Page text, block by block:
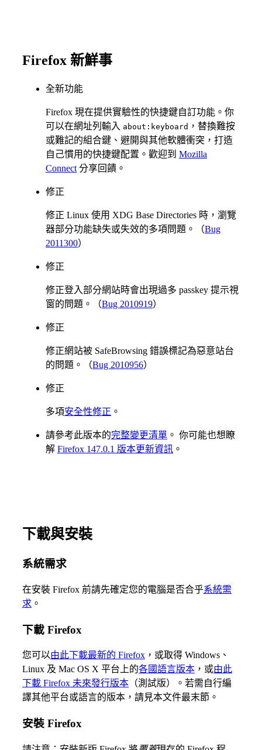
Firefox 新鮮事
全新功能
Firefox 現在提供實驗性的快捷鍵自訂功能。你
可以在網址列輸入 about:keyboard ，替換難按
或難記的組合鍵、避開與其他軟體衝突，打造
自己慣用的快捷鍵配置。歡迎到 Mozilla
Connect 分享回饋。
修正
修正 Linux 使用 XDG Base Directories 時，瀏覽
器部分功能缺失或失效的多項問題。（Bug
2011300）
修正
修正登入部分網站時會出現過多 passkey 提示視
窗的問題。（Bug 2010919）
修正
修正網站被 SafeBrowsing 錯誤標記為惡意站台
的問題。（Bug 2010956）
修正
多項安全性修正 。
請參考此版本的完整變更清單 。 你可能也想瞭
解 Firefox 147.0.1 版本更新資訊 。
下載與安裝
系統需求
在安裝 Firefox 前請先確定您的電腦是否合乎系統需
求 。
下載 Firefox
您可以由此下載最新的 Firefox ，或取得 Windows、
Linux 及 Mac OS X 平台上的各國語言版本 ，或由此
下載 Firefox 未來發行版本 （測試版）。若需自行編
譯其他平台或語言的版本，請見本文件最末節。
安裝 Firefox